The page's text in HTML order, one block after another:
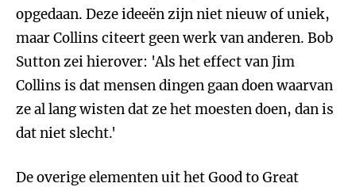
opgedaan. Deze ideeën zijn niet nieuw of uniek,
maar Collins citeert geen werk van anderen. Bob
Sutton zei hierover: 'Als het effect van Jim
Collins is dat mensen dingen gaan doen waarvan
ze al lang wisten dat ze het moesten doen, dan is
dat niet slecht.'
De overige elementen uit het Good to Great